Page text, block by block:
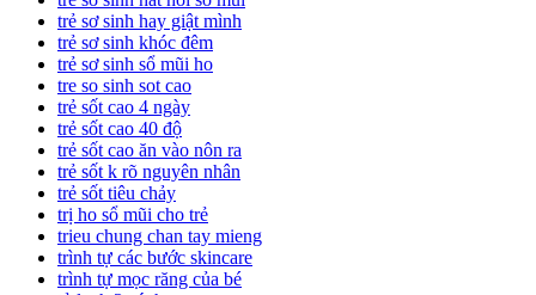
trẻ sơ sinh hay giật mình
trẻ sơ sinh khóc đêm
trẻ sơ sinh sổ mũi ho
tre so sinh sot cao
trẻ sốt cao 4 ngày
trẻ sốt cao 40 độ
trẻ sốt cao ăn vào nôn ra
trẻ sốt k rõ nguyên nhân
trẻ sốt tiêu chảy
trị ho sổ mũi cho trẻ
trieu chung chan tay mieng
trình tự các bước skincare
trình tự mọc răng của bé